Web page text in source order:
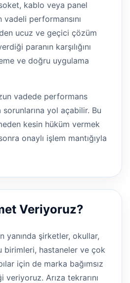
kablo veya panel
vadeli performansını
ucuz ve geçici çözüm
paranın karşılığını
ve doğru uygulama
vadede performans
yol açabilir. Bu
kesin hüküm vermek
onaylı işlem mantığıyla
Veriyoruz?
yanında şirketler, okullar,
birimleri, hastaneler ve çok
için de marka bağımsız
Arıza tekrarını